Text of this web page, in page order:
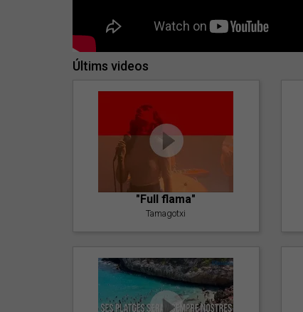
Últims videos
"Full flama"
Tamagotxi